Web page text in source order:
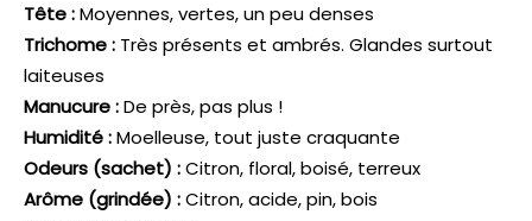
Tête :Moyennes, vertes, un peu denses
Trichome : Très présents et ambrés. Glandes surtout
laiteuses
Manucure :De près, pas plus !
Humidité :Moelleuse, tout juste craquante
Odeurs (sachet) :Citron, floral, boisé, terreux
Arôme (grindée) :Citron, acide, pin, bois